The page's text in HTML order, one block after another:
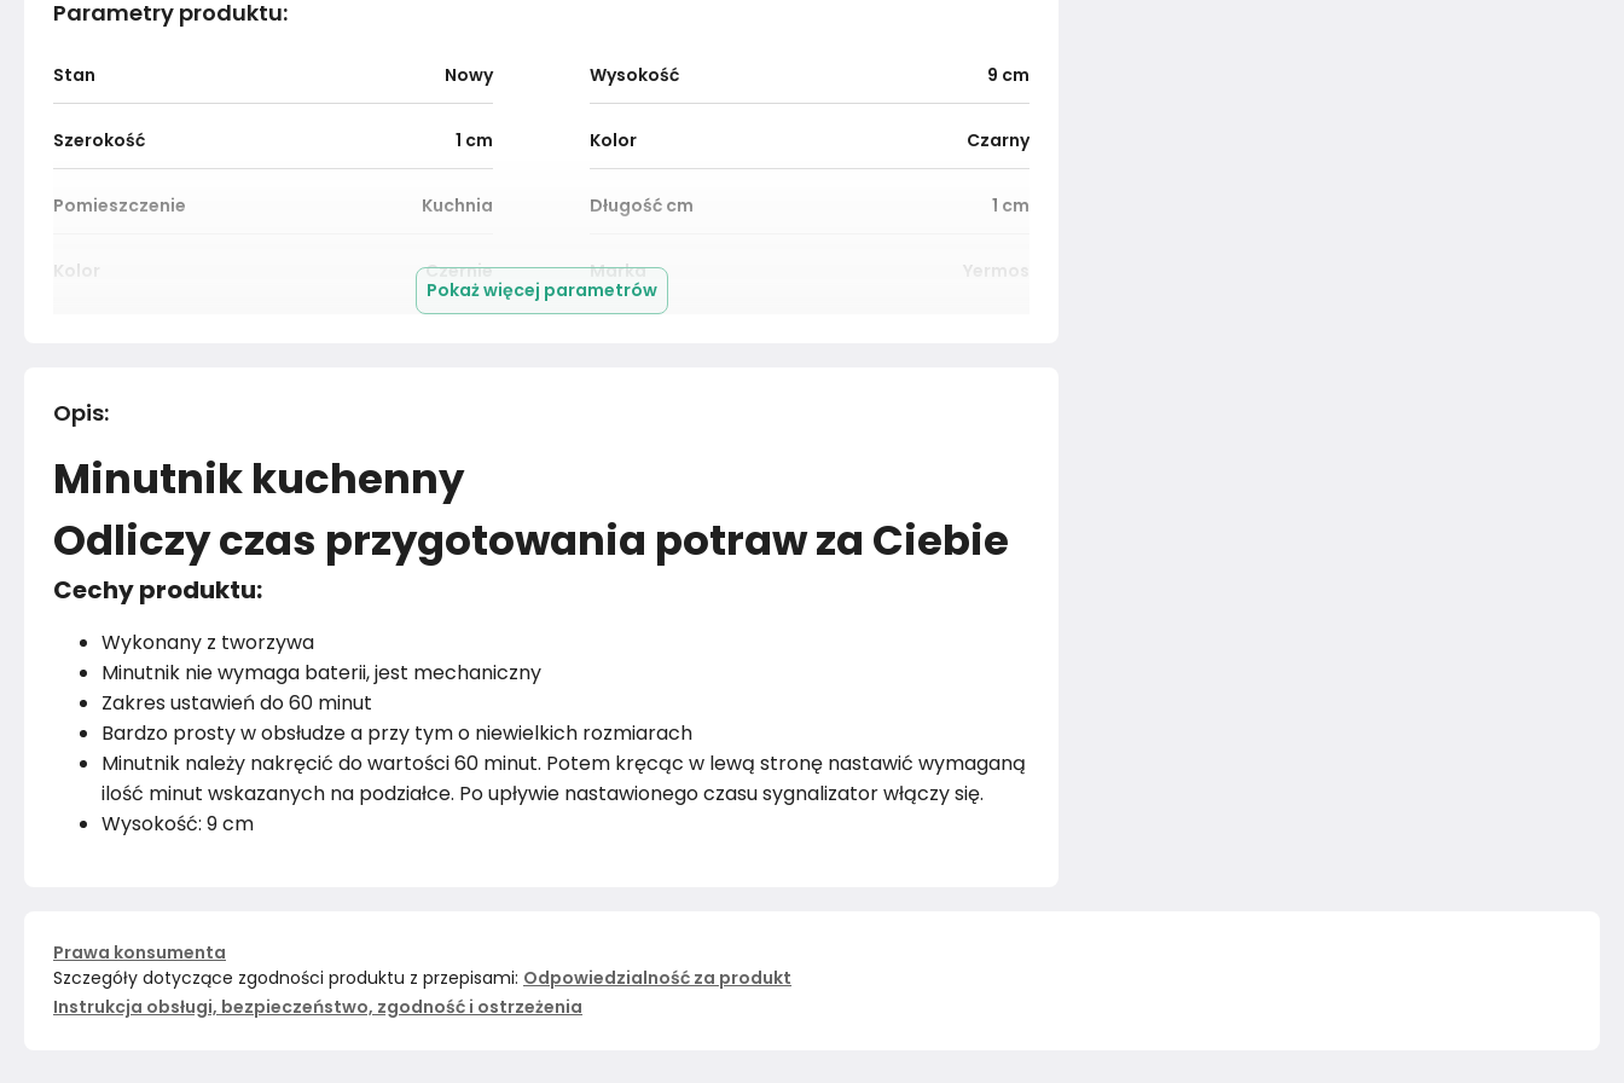
Parametry produktu:
Stan Nowy Wysokość 9 cm
Szerokość 1 cm Kolor Czarny
Pomieszczenie Kuchnia Długość cm 1 cm
Kolor Czernie Marka Yermos
Pokaż więcej parametrów
Opis:
Minutnik kuchenny
Odliczy czas przygotowania potraw za Ciebie
Cechy produktu:
Wykonany z tworzywa
Minutnik nie wymaga baterii, jest mechaniczny
Zakres ustawień do 60 minut
Bardzo prosty w obsłudze a przy tym o niewielkich rozmiarach
Minutnik należy nakręcić do wartości 60 minut. Potem kręcąc w lewą stronę nastawić wymaganą
ilość minut wskazanych na podziałce. Po upływie nastawionego czasu sygnalizator włączy się.
Wysokość: 9 cm
Prawa konsumenta
Szczegóły dotyczące zgodności produktu z przepisami: Odpowiedzialność za produkt
Instrukcja obsługi, bezpieczeństwo, zgodność i ostrzeżenia